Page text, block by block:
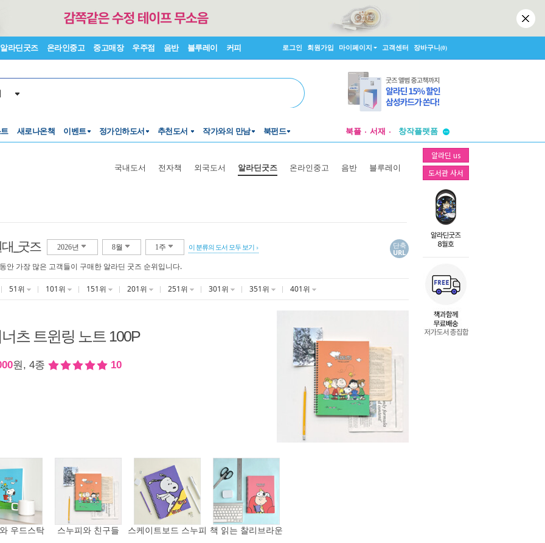
알라딘굿즈 온라인중고 중고매장 우주점 음반 블루레이 커피 로그인 회원가입 마이페이지 고객센터 장바구니(0)
새로나온책 이벤트 정가인하도서 추천도서 작가와의 만남 북펀드 북플 서재
투비컨티뉴드
투비컨티뉴드
알라딘 us
도서관 사서
국내도서 전자책 외국도서 알라딘굿즈 온라인중고 음반 블루레이
_굿즈 2026년 8월 1주 이 분류의 도서 모두 보기
단축
URL
안 가장 많은 고객들이 구매한 알라딘 굿즈 순위입니다.
51위 101위 151위 201위 251위 301위 351위 401위
츠 트윈링 노트 100P
원, 4종 10
우드스탁 스누피와 친구들 스케이트보드 스누피 책 읽는 찰리브라운